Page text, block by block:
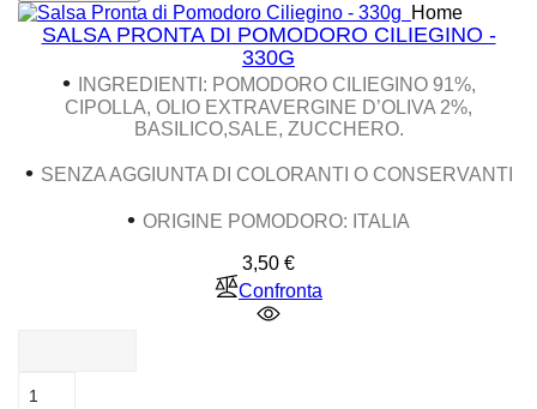
Home
SALSA PRONTA DI POMODORO CILIEGINO -
330G
• INGREDIENTI : POMODORO CILIEGINO 91%,
CIPOLLA, OLIO EXTRAVERGINE D’OLIVA 2%,
BASILICO,SALE, ZUCCHERO.
• SENZA AGGIUNTA DI COLORANTI O CONSERVANTI
• ORIGINE POMODORO: ITALIA
3,50 €Prezzo
Confronta